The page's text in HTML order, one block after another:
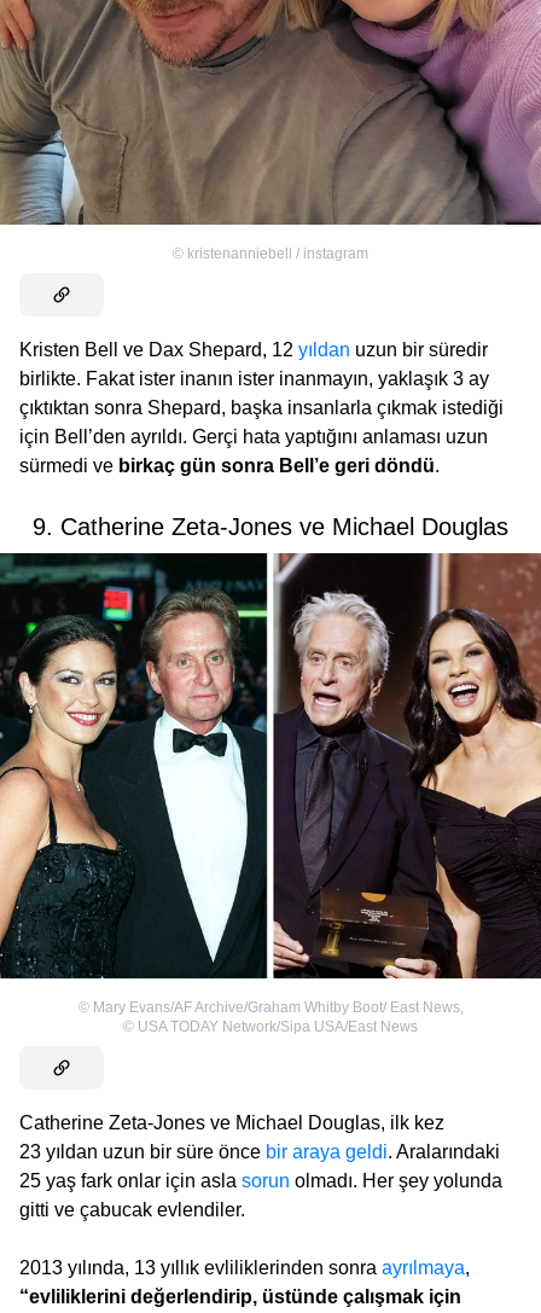
© kristenanniebell / instagram
Kristen Bell ve Dax Shepard, 12 yıldan uzun bir süredir
birlikte. Fakat ister inanın ister inanmayın, yaklaşık 3 ay
çıktıktan sonra Shepard, başka insanlarla çıkmak istediği
için Bell’den ayrıldı. Gerçi hata yaptığını anlaması uzun
sürmedi ve birkaç gün sonra Bell’e geri döndü.
9. Catherine Zeta-Jones ve Michael Douglas
© Mary Evans/AF Archive/Graham Whitby Boot/ East News,
© USA TODAY Network/Sipa USA/East News
Catherine Zeta-Jones ve Michael Douglas, ilk kez
23 yıldan uzun bir süre önce bir araya geldi. Aralarındaki
25 yaş fark onlar için asla sorun olmadı. Her şey yolunda
gitti ve çabucak evlendiler.
2013 yılında, 13 yıllık evliliklerinden sonra ayrılmaya,
“evliliklerini değerlendirip, üstünde çalışmak için